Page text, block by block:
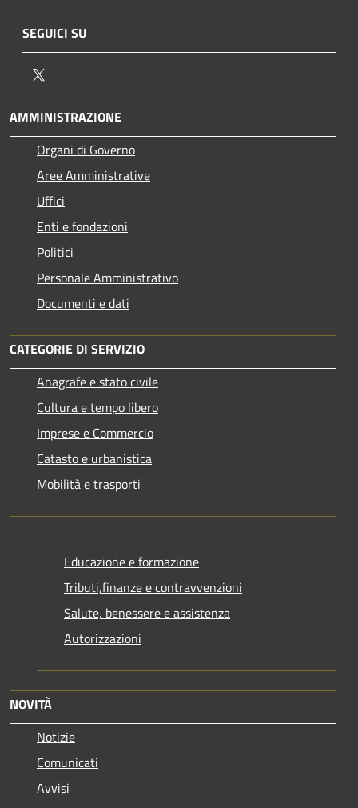
SEGUICI SU
AMMINISTRAZIONE
Organi di Governo
Aree Amministrative
Uffici
Enti e fondazioni
Politici
Personale Amministrativo
Documenti e dati
CATEGORIE DI SERVIZIO
Anagrafe e stato civile
Cultura e tempo libero
Imprese e Commercio
Catasto e urbanistica
Mobilità e trasporti
Educazione e formazione
Tributi,finanze e contravvenzioni
Salute, benessere e assistenza
Autorizzazioni
NOVITÀ
Notizie
Comunicati
Avvisi